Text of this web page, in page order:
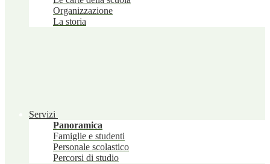
Organizzazione
La storia
Servizi
Panoramica
Famiglie e studenti
Personale scolastico
Percorsi di studio